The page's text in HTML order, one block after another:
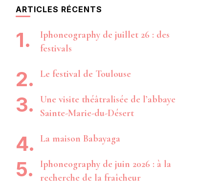
ARTICLES RÉCENTS
Iphoneography de juillet 26 : des
festivals
Le festival de Toulouse
Une visite théâtralisée de l’abbaye
Sainte-Marie-du-Désert
La maison Babayaga
Iphoneography de juin 2026 : à la
recherche de la fraîcheur